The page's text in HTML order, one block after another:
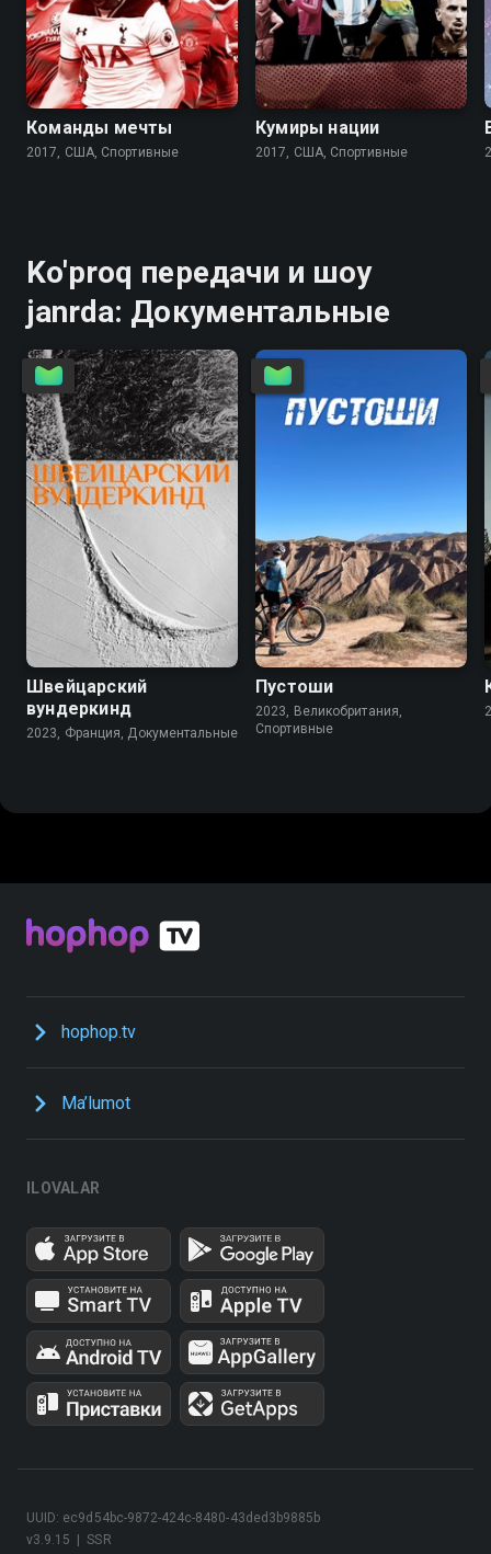
Команды мечты
2017, США, Спортивные
Кумиры нации
2017, США, Спортивные
Ko'proq передачи и шоу
janrda: Документальные
6.7
Швейцарский
вундеркинд
2023, Франция, Документальные
Пустоши
2023, Великобритания,
Спортивные
hophop.tv
Ma’lumot
ILOVALAR
v3.9.15 SSR
UUID: ec9d54bc-9872-424c-8480-43ded3b9885b